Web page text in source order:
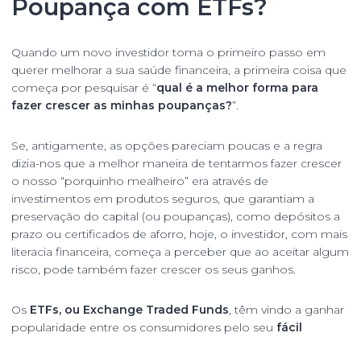
Poupança com ETFs?
Quando um novo investidor toma o primeiro passo em
querer melhorar a sua saúde financeira, a primeira coisa que
começa por pesquisar é “qual é a melhor forma para
fazer crescer as minhas poupanças?”.
Se, antigamente, as opções pareciam poucas e a regra
dizia-nos que a melhor maneira de tentarmos fazer crescer
o nosso “porquinho mealheiro” era através de
investimentos em produtos seguros, que garantiam a
preservação do capital (ou poupanças), como depósitos a
prazo ou certificados de aforro, hoje, o investidor, com mais
literacia financeira, começa a perceber que ao aceitar algum
risco, pode também fazer crescer os seus ganhos.
Os ETFs, ou Exchange Traded Funds, têm vindo a ganhar
popularidade entre os consumidores pelo seu fácil